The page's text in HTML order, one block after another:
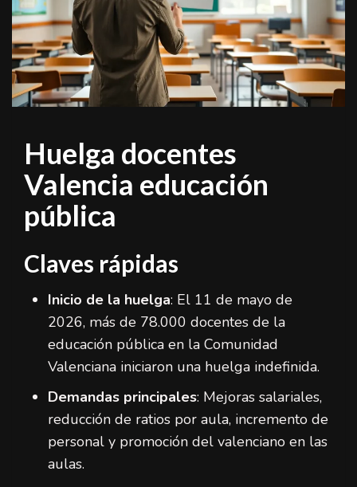
Huelga docentes
Valencia educación
pública
Claves rápidas
Inicio de la huelga: El 11 de mayo de
2026, más de 78.000 docentes de la
educación pública en la Comunidad
Valenciana iniciaron una huelga indefinida.
Demandas principales: Mejoras salariales,
reducción de ratios por aula, incremento de
personal y promoción del valenciano en las
aulas.